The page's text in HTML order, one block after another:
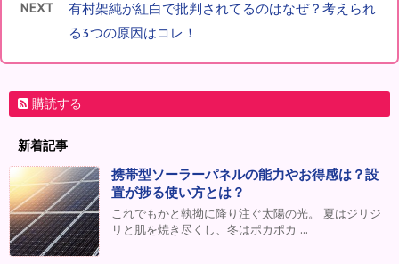
NEXT
有村架純が紅白で批判されてるのはなぜ？考えられ
る3つの原因はコレ！
購読する
新着記事
携帯型ソーラーパネルの能力やお得感は？設
置が捗る使い方とは？
これでもかと執拗に降り注ぐ太陽の光。 夏はジリジ
リと肌を焼き尽くし、冬はポカポカ ...